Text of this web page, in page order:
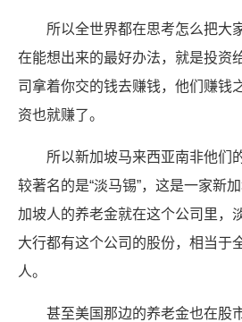
所以全世界都在思考怎么把大
在能想出来的最好办法，就是投资
司拿着你交的钱去赚钱，他们赚钱
资也就赚了。
所以新加坡马来西亚南非他们
较著名的是“淡马锡”，这是一家新
加坡人的养老金就在这个公司里，
大行都有这个公司的股份，相当于
人。
甚至美国那边的养老金也在股